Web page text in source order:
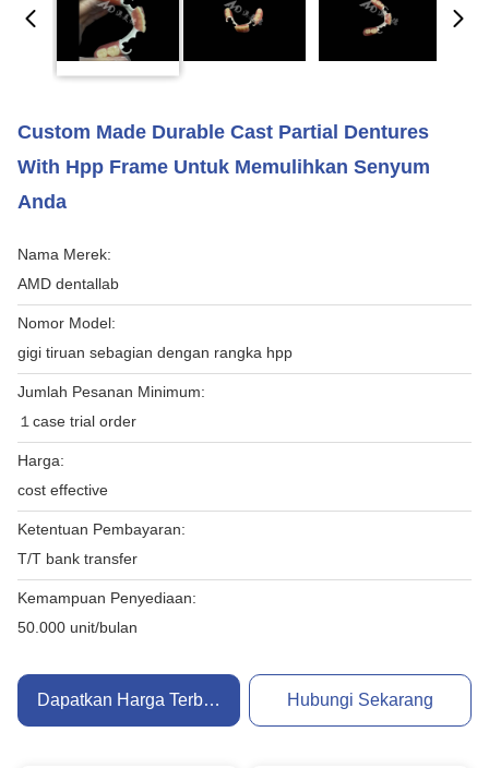
Custom Made Durable Cast Partial Dentures
With Hpp Frame Untuk Memulihkan Senyum
Anda
Nama Merek:
AMD dentallab
Nomor Model:
gigi tiruan sebagian dengan rangka hpp
Jumlah Pesanan Minimum:
１case trial order
Harga:
cost effective
Ketentuan Pembayaran:
T/T bank transfer
Kemampuan Penyediaan:
50.000 unit/bulan
Dapatkan Harga Terbaik Hubungi Sekarang